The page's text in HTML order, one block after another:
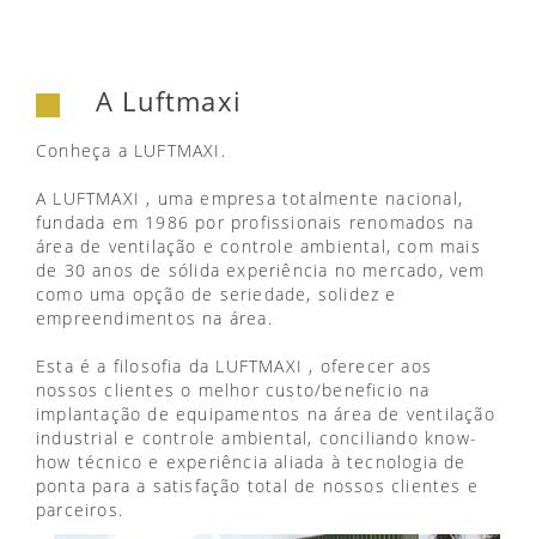
A Luftmaxi
Conheça a LUFTMAXI.
A LUFTMAXI , uma empresa totalmente nacional,
fundada em 1986 por profissionais renomados na
área de ventilação e controle ambiental, com mais
de 30 anos de sólida experiência no mercado, vem
como uma opção de seriedade, solidez e
empreendimentos na área.
Esta é a filosofia da LUFTMAXI , oferecer aos
nossos clientes o melhor custo/beneficio na
implantação de equipamentos na área de ventilação
industrial e controle ambiental, conciliando know-
how técnico e experiência aliada à tecnologia de
ponta para a satisfação total de nossos clientes e
parceiros.